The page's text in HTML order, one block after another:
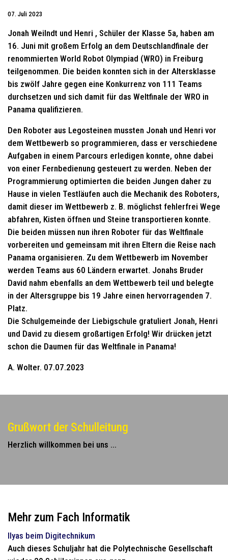
07. Juli 2023
Jonah Weilndt und Henri , Schüler der Klasse 5a, haben am
16. Juni mit großem Erfolg an dem Deutschlandfinale der
renommierten World Robot Olympiad (WRO) in Freiburg
teilgenommen. Die beiden konnten sich in der Altersklasse
bis zwölf Jahre gegen eine Konkurrenz von 111 Teams
durchsetzen und sich damit für das Weltfinale der WRO in
Panama qualifizieren.
Den Roboter aus Legosteinen mussten Jonah und Henri vor
dem Wettbewerb so programmieren, dass er verschiedene
Aufgaben in einem Parcours erledigen konnte, ohne dabei
von einer Fernbedienung gesteuert zu werden. Neben der
Programmierung optimierten die beiden Jungen daher zu
Hause in vielen Testläufen auch die Mechanik des Roboters,
damit dieser im Wettbewerb z. B. möglichst fehlerfrei Wege
abfahren, Kisten öffnen und Steine transportieren konnte.
Die beiden müssen nun ihren Roboter für das Weltfinale
vorbereiten und gemeinsam mit ihren Eltern die Reise nach
Panama organisieren. Zu dem Wettbewerb im November
werden Teams aus 60 Ländern erwartet. Jonahs Bruder
David nahm ebenfalls an dem Wettbewerb teil und belegte
in der Altersgruppe bis 19 Jahre einen hervorragenden 7.
Platz.
Die Schulgemeinde der Liebigschule gratuliert Jonah, Henri
und David zu diesem großartigen Erfolg! Wir drücken jetzt
schon die Daumen für das Weltfinale in Panama!
A. Wolter. 07.07.2023
Grußwort der Schulleitung
Herzlich willkommen bei uns ...
Mehr zum Fach Informatik
Ilyas beim Digitechnikum
Auch dieses Schuljahr hat die Polytechnische Gesellschaft